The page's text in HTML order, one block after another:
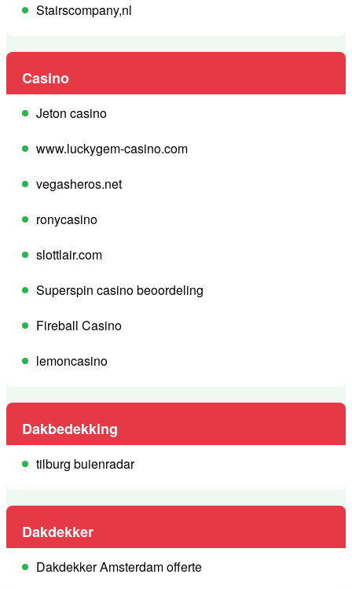
Stairscompany,nl
Casino
Jeton casino
www.luckygem-casino.com
vegasheros.net
ronycasino
slottlair.com
Superspin casino beoordeling
Fireball Casino
lemoncasino
Dakbedekking
tilburg buienradar
Dakdekker
Dakdekker Amsterdam offerte